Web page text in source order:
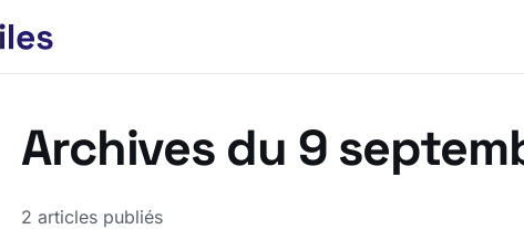
Archives du 9
2 articles publiés